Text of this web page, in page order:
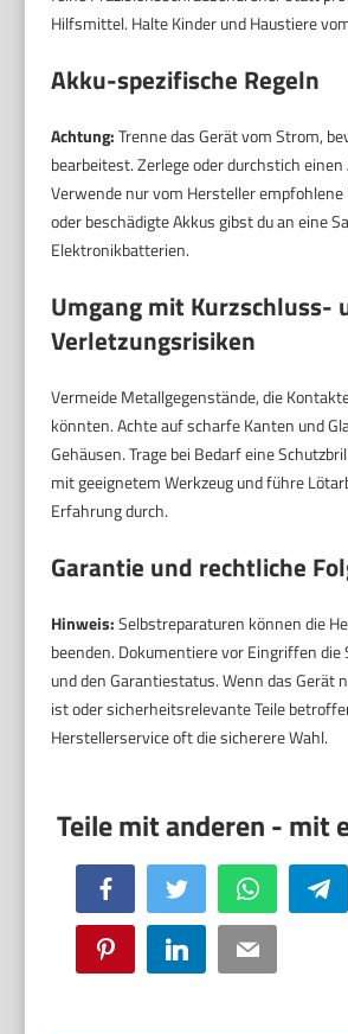
Hilfsmittel. Halte Kinder und Haustiere
Akku-spezifische Regeln
Achtung:Trenne das Gerät vom Strom,
bearbeitest. Zerlege oder durchstich
Verwende nur vom Hersteller
oder beschädigte Akkus gibst du an eine
Elektronikbatterien.
Umgang mit Kurzschluss-
Verletzungsrisiken
Vermeide Metallgegenstände, die
könnten. Achte auf scharfe Kanten und
Gehäusen. Trage bei Bedarf eine
mit geeignetem Werkzeug und führe
Erfahrung durch.
Garantie und rechtliche
Hinweis:Selbstreparaturen können die
beenden. Dokumentiere vor Eingriffen
und den Garantiestatus. Wenn das Gerät
ist oder sicherheitsrelevante Teile
Herstellerservice oft die sicherere Wahl.
Facebook Twitter WhatsApp
Pinterest LinkedIn Email